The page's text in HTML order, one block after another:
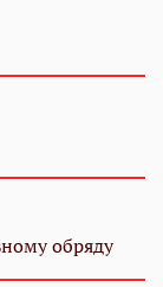
обряду